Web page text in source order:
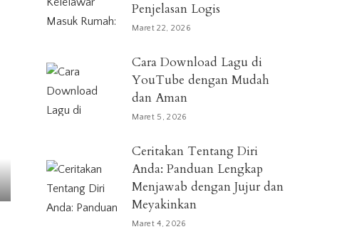
Penjelasan Logis
Maret 22, 2026
Cara Download Lagu di
YouTube dengan Mudah
dan Aman
Maret 5, 2026
Ceritakan Tentang Diri
Anda: Panduan Lengkap
Menjawab dengan Jujur dan
Meyakinkan
Maret 4, 2026